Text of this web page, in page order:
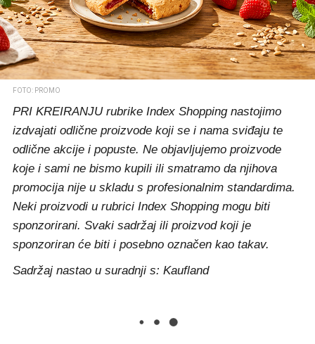
FOTO: PROMO
PRI KREIRANJU rubrike Index Shopping nastojimo
izdvajati odlične proizvode koji se i nama sviđaju te
odlične akcije i popuste. Ne objavljujemo proizvode
koje i sami ne bismo kupili ili smatramo da njihova
promocija nije u skladu s profesionalnim standardima.
Neki proizvodi u rubrici Index Shopping mogu biti
sponzorirani. Svaki sadržaj ili proizvod koji je
sponzoriran će biti i posebno označen kao takav.
Sadržaj nastao u suradnji s: Kaufland